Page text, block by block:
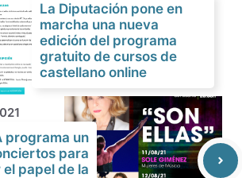
La Diputación pone en
marcha una nueva
edición del programa
gratuito de cursos de
castellano online
programa un
para
papel de la